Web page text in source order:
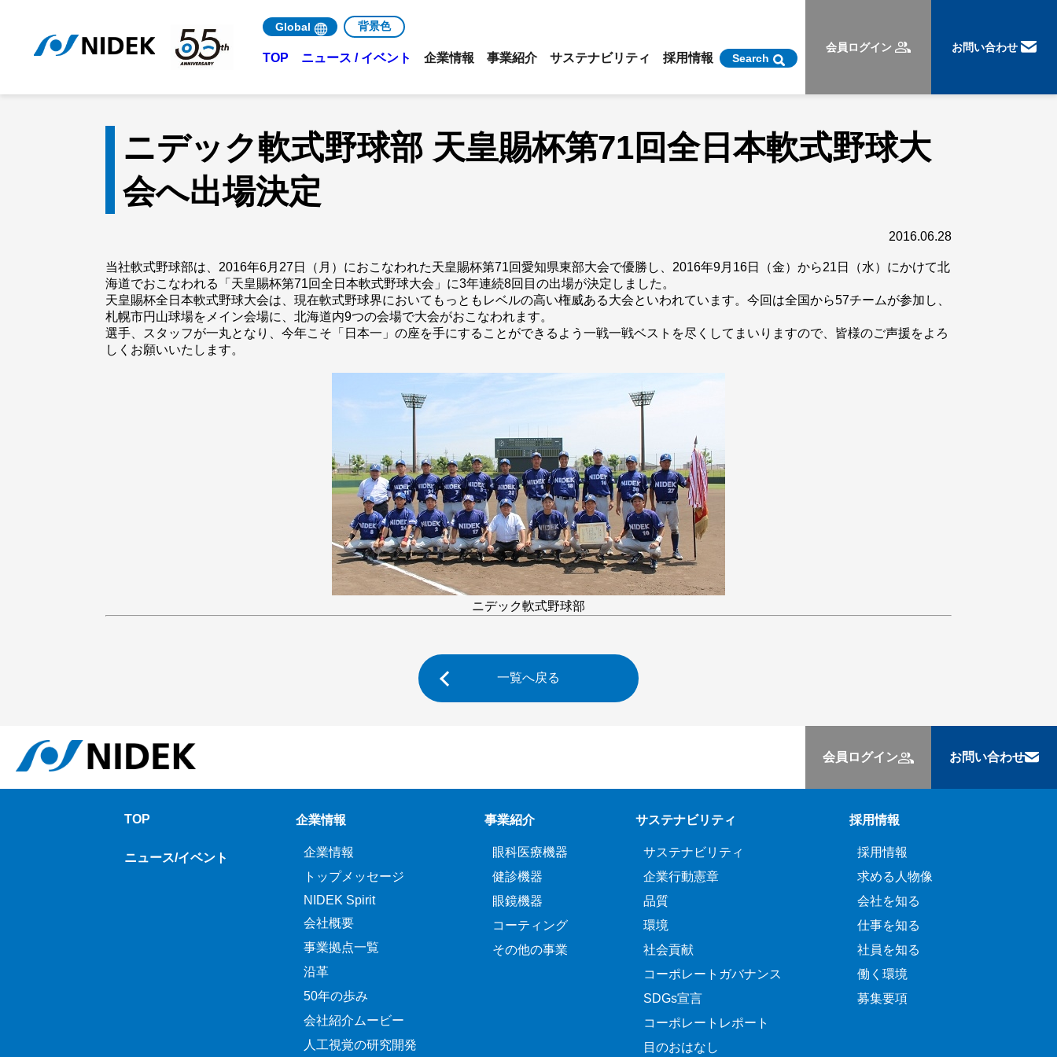
Global 背景色
TOP ニュース / イベント 企業情報 事業紹介 サステナビリティ 採用情報 Search
会員ログイン お問い合わせ
ニデック軟式野球部 天皇賜杯第71回全日本軟式野球大
会へ出場決定
2016.06.28
当社軟式野球部は、2016年6月27日（月）におこなわれた天皇賜杯第71回愛知県東部大会で優勝し、2016年9月16日（金）から21日（水）にかけて北
海道でおこなわれる「天皇賜杯第71回全日本軟式野球大会」に3年連続8回目の出場が決定しました。
天皇賜杯全日本軟式野球大会は、現在軟式野球界においてもっともレベルの高い権威ある大会といわれています。今回は全国から57チームが参加し、
札幌市円山球場をメイン会場に、北海道内9つの会場で大会がおこなわれます。
選手、スタッフが一丸となり、今年こそ「日本一」の座を手にすることができるよう一戦一戦ベストを尽くしてまいりますので、皆様のご声援をよろ
しくお願いいたします。
ニデック軟式野球部
一覧へ戻る
会員ログイン お問い合わせ
TOP
ニュース/イベント
企業情報
企業情報
トップメッセージ
NIDEK Spirit
会社概要
事業拠点一覧
沿革
50年の歩み
会社紹介ムービー
人工視覚の研究開発
事業紹介
眼科医療機器
健診機器
眼鏡機器
コーティング
その他の事業
サステナビリティ
サステナビリティ
企業行動憲章
品質
環境
社会貢献
コーポレートガバナンス
SDGs宣言
コーポレートレポート
目のおはなし
採用情報
採用情報
求める人物像
会社を知る
仕事を知る
社員を知る
働く環境
募集要項